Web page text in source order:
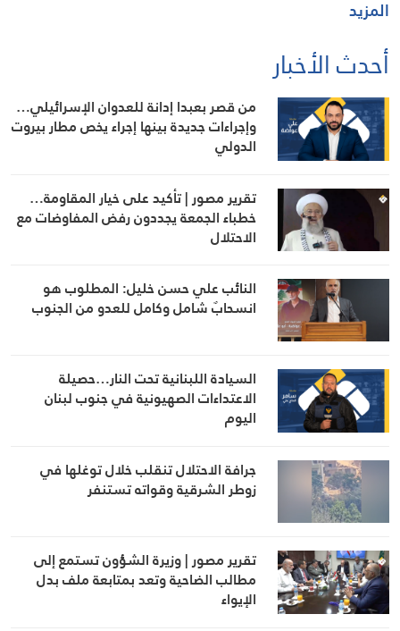
المزيد
أحدث الأخبار
من قصر بعبدا إدانة للعدوان الإسرائيلي…
وإجراءات جديدة بينها إجراء يخص مطار بيروت
الدولي
تقرير مصور | تأكيد على خيار المقاومة…
خطباء الجمعة يجددون رفض المفاوضات مع
الاحتلال
النائب علي حسن خليل: المطلوب هو
انسحابٌ شامل وكامل للعدو من الجنوب
السيادة اللبنانية تحت النار…حصيلة
الاعتداءات الصهيونية في جنوب لبنان
اليوم
جرافة الاحتلال تنقلب خلال توغلها في
زوطر الشرقية وقواته تستنفر
تقرير مصور | وزيرة الشؤون تستمع إلى
مطالب الضاحية وتعد بمتابعة ملف بدل
الإيواء